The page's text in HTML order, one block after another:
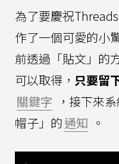
為了要慶祝
作了一個可愛的小
前透過「貼文」的
可以取得， 只要留
關鍵字 ，接下來
帽子」的通知 。